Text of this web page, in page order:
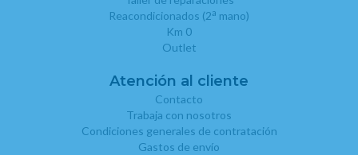
Reacondicionados (2a mano)
Km 0
Outlet
Atención al cliente
Contacto
Trabaja con nosotros
Condiciones generales de contratación
Gastos de envío